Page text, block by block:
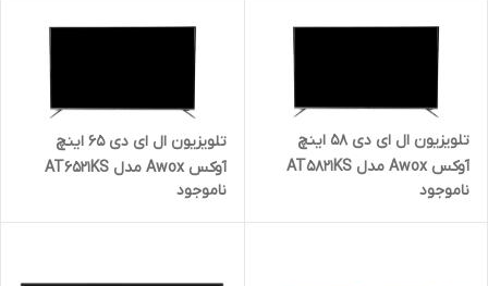
تلویزیون ال ای دی 58 اینچ
آوکس Awox مدل AT5821KS
ناموجود
تلویزیون ال ای دی 65 اینچ
آوکس Awox مدل AT6521KS
ناموجود